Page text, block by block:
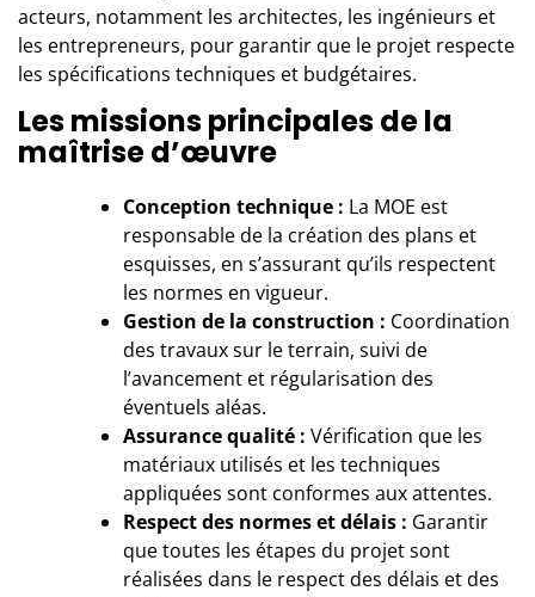
acteurs, notamment les architectes, les ingénieurs et
les entrepreneurs, pour garantir que le projet respecte
les spécifications techniques et budgétaires.
Les missions principales de la
maîtrise d’œuvre
Conception technique : La MOE est
responsable de la création des plans et
esquisses, en s’assurant qu’ils respectent
les normes en vigueur.
Gestion de la construction : Coordination
des travaux sur le terrain, suivi de
l’avancement et régularisation des
éventuels aléas.
Assurance qualité : Vérification que les
matériaux utilisés et les techniques
appliquées sont conformes aux attentes.
Respect des normes et délais : Garantir
que toutes les étapes du projet sont
réalisées dans le respect des délais et des